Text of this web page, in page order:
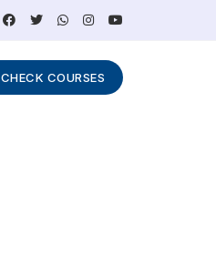
CHECK COURSES